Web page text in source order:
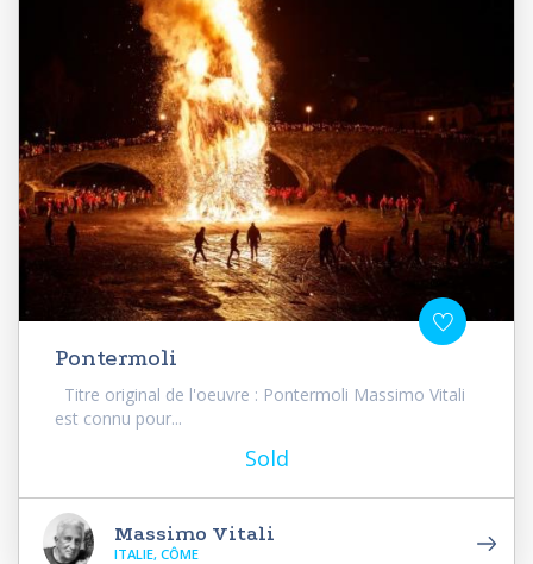
Pontermoli
Titre original de l'oeuvre : Pontermoli Massimo Vitali
est connu pour...
Sold
Massimo Vitali
ITALIE, CÔME